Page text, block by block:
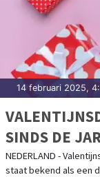
14 februari 2025,
SINDS DE
NEDERLAND -
staat bekend als een